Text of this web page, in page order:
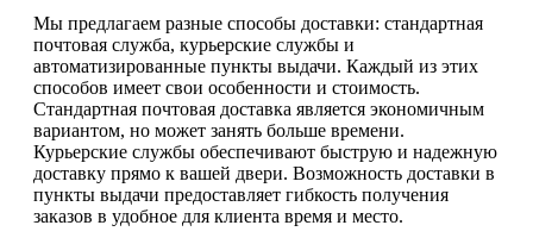
Мы предлагаем разные способы доставки: стандартная
почтовая служба, курьерские службы и
автоматизированные пункты выдачи. Каждый из этих
способов имеет свои особенности и стоимость.
Стандартная почтовая доставка является экономичным
вариантом, но может занять больше времени.
Курьерские службы обеспечивают быструю и надежную
доставку прямо к вашей двери. Возможность доставки в
пункты выдачи предоставляет гибкость получения
заказов в удобное для клиента время и место.